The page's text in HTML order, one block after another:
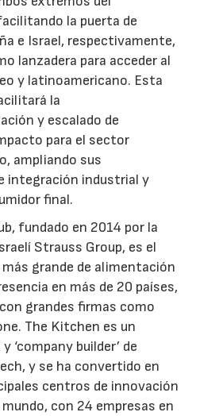
la puerta de
e Israel, respectivamente,
lanzadera para acceder al
y latinoamericano. Esta
la
y escalado de
para el sector
ampliando sus
integración industrial y
final.
fundado en 2014 por la
Strauss Group, es el
grande de alimentación
en más de 20 países,
grandes firmas como
The Kitchen es un
‘company builder’ de
y se ha convertido en
centros de innovación
con 24 empresas en